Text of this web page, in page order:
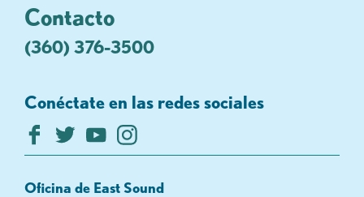
Contacto
(360) 376-3500
Conéctate en las redes sociales
Oficina de East Sound